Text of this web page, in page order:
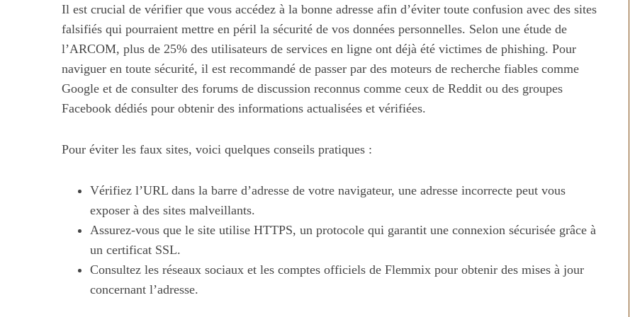
Il est crucial de vérifier que vous accédez à la bonne adresse afin d’éviter toute confusion avec des sites
falsifiés qui pourraient mettre en péril la sécurité de vos données personnelles. Selon une étude de
l’ARCOM, plus de 25% des utilisateurs de services en ligne ont déjà été victimes de phishing. Pour
naviguer en toute sécurité, il est recommandé de passer par des moteurs de recherche fiables comme
Google et de consulter des forums de discussion reconnus comme ceux de Reddit ou des groupes
Facebook dédiés pour obtenir des informations actualisées et vérifiées.
Pour éviter les faux sites, voici quelques conseils pratiques :
Vérifiez l’URL dans la barre d’adresse de votre navigateur, une adresse incorrecte peut vous
exposer à des sites malveillants.
Assurez-vous que le site utilise HTTPS, un protocole qui garantit une connexion sécurisée grâce à
un certificat SSL.
Consultez les réseaux sociaux et les comptes officiels de Flemmix pour obtenir des mises à jour
concernant l’adresse.
Les nouvelles technologies
illusion ?
Aliments ultra-
2026 : les vrais
votre santé